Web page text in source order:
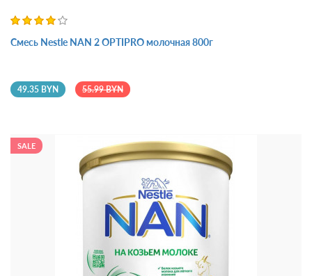
Смесь Nestle NAN 2 OPTIPRO молочная 800г
49.35 BYN 55.99 BYN
SALE